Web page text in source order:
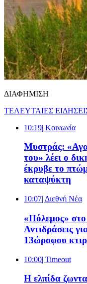
ΔΙΑΦΗΜΙΣΗ
ΤΕΛΕΥΤΑΙΕΣ
10:19| Κοινωνία
Μυστράς:
του» λέει ο
έκρυβε το
καταψύκτη
10:07| Διεθνή Νέα
«Πόλεμος» στο
Αντιδράσεις
13ώροφου
10:00| Timeout
Η ελπίδα